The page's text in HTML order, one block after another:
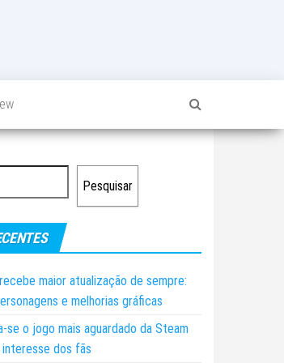
Pesquisar
maior atualização de sempre:
e melhorias gráficas
o jogo mais aguardado da Steam
dos fãs